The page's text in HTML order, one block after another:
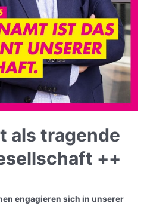
als tragende
++
engagieren sich in unserer